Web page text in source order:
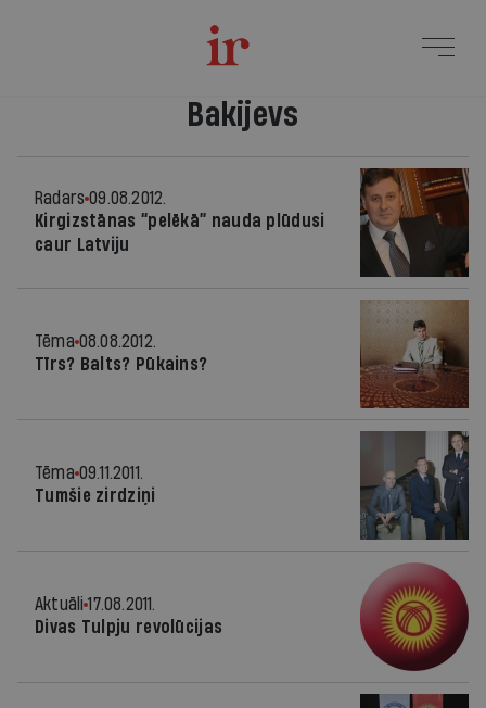
Bakijevs
Radars 09.08.2012.
Kirgizstānas “pelēkā” nauda plūdusi
caur Latviju
Tēma 08.08.2012.
Tīrs? Balts? Pūkains?
Tēma 09.11.2011.
Tumšie zirdziņi
Aktuāli 17.08.2011.
Divas Tulpju revolūcijas